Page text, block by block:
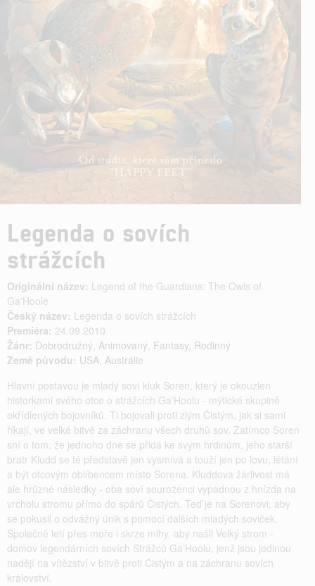
Legenda o sovích
strážcích
Originální název: Legend of the Guardians: The Owls of
Ga'Hoole
Český název: Legenda o sovích strážcích
Premiéra: 24.09.2010
Žánr: Dobrodružný, Animovaný, Fantasy, Rodinný
Země původu: USA, Austrálie
Hlavní postavou je mladý soví kluk Soren, který je okouzlen
historkami svého otce o strážcích Ga’Hoolu - mýtické skupině
okřídlených bojovníků. Ti bojovali proti zlým Čistým, jak si sami
říkají, ve velké bitvě za záchranu všech druhů sov. Zatímco Soren
sní o tom, že jednoho dne se přidá ke svým hrdinům, jeho starší
bratr Kludd se té představě jen vysmívá a touží jen po lovu, létání
a být otcovým oblíbencem místo Sorena. Kluddova žárlivost má
ale hrůzné následky - oba soví sourozenci vypadnou z hnízda na
vrcholu stromu přímo do spárů Čistých. Teď je na Sorenovi, aby
se pokusil o odvážný únik s pomocí dalších mladých soviček.
Společně letí přes moře i skrze mlhy, aby našli Velký strom -
domov legendárních sovích Strážců Ga’Hoolu, jenž jsou jedinou
nadějí na vítězství v bitvě proti Čistým a na záchranu sovích
království.